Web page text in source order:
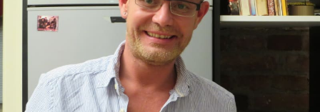
Recepty
TV Program